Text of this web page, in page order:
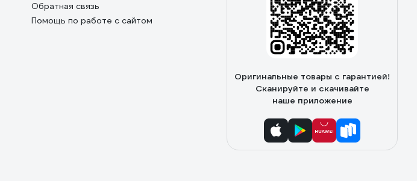
Обратная связь
Помощь по работе с сайтом
Оригинальные товары с гарантией!
Сканируйте и скачивайте
наше приложение